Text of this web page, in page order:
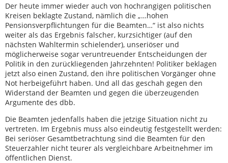
Der heute immer wieder auch von hochrangigen politischen
Kreisen beklagte Zustand, nämlich die „…hohen
Pensionsverpflichtungen für die Beamten…“ ist also nichts
weiter als das Ergebnis falscher, kurzsichtiger (auf den
nächsten Wahltermin schielender), unseriöser und
möglicherweise sogar veruntreuender Entscheidungen der
Politik in den zurückliegenden Jahrzehnten! Politiker beklagen
jetzt also einen Zustand, den ihre politischen Vorgänger ohne
Not herbeigeführt haben. Und all das geschah gegen den
Widerstand der Beamten und gegen die überzeugenden
Argumente des dbb.
Die Beamten jedenfalls haben die jetzige Situation nicht zu
vertreten. Im Ergebnis muss also eindeutig festgestellt werden:
Bei seriöser Gesamtbetrachtung sind die Beamten für den
Steuerzahler nicht teurer als vergleichbare Arbeitnehmer im
öffentlichen Dienst.